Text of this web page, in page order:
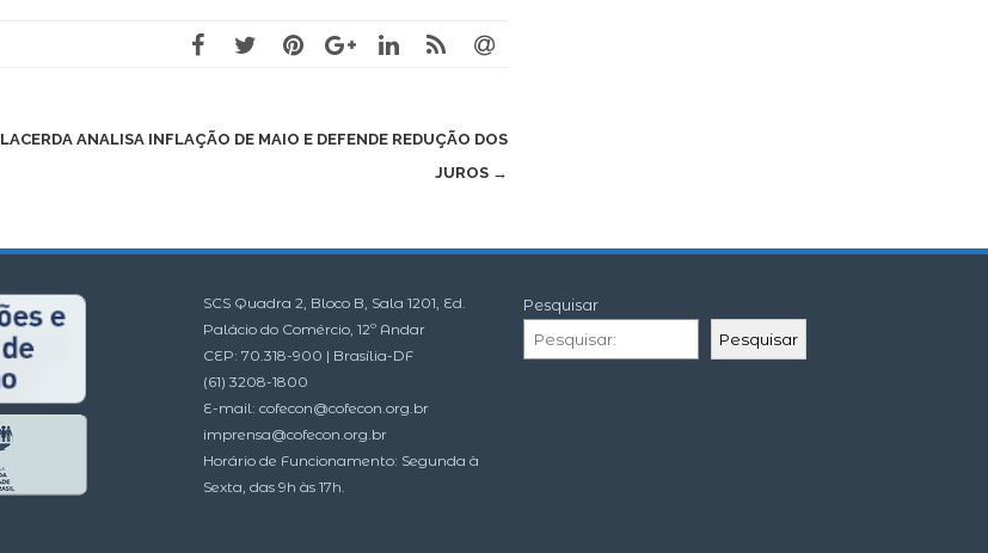
LACERDA ANALISA INFLAÇÃO DE MAIO E DEFENDE REDUÇÃO DOS
JUROS →
SCS Quadra 2, Bloco B, Sala 1201, Ed.
Palácio do Comércio, 12º Andar
CEP: 70.318-900 | Brasília-DF
(61) 3208-1800
E-mail: cofecon@cofecon.org.br
imprensa@cofecon.org.br
Horário de Funcionamento: Segunda à
Sexta, das 9h às 17h.
Pesquisar
Pesquisar